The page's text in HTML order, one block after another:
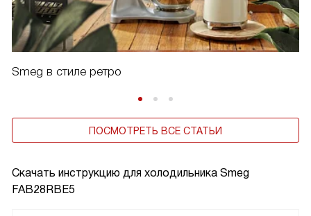
Скачать инструкцию для холодильника Smeg
FAB28RBE5
Smeg в стиле ретро
ПОСМОТРЕТЬ ВСЕ СТАТЬИ